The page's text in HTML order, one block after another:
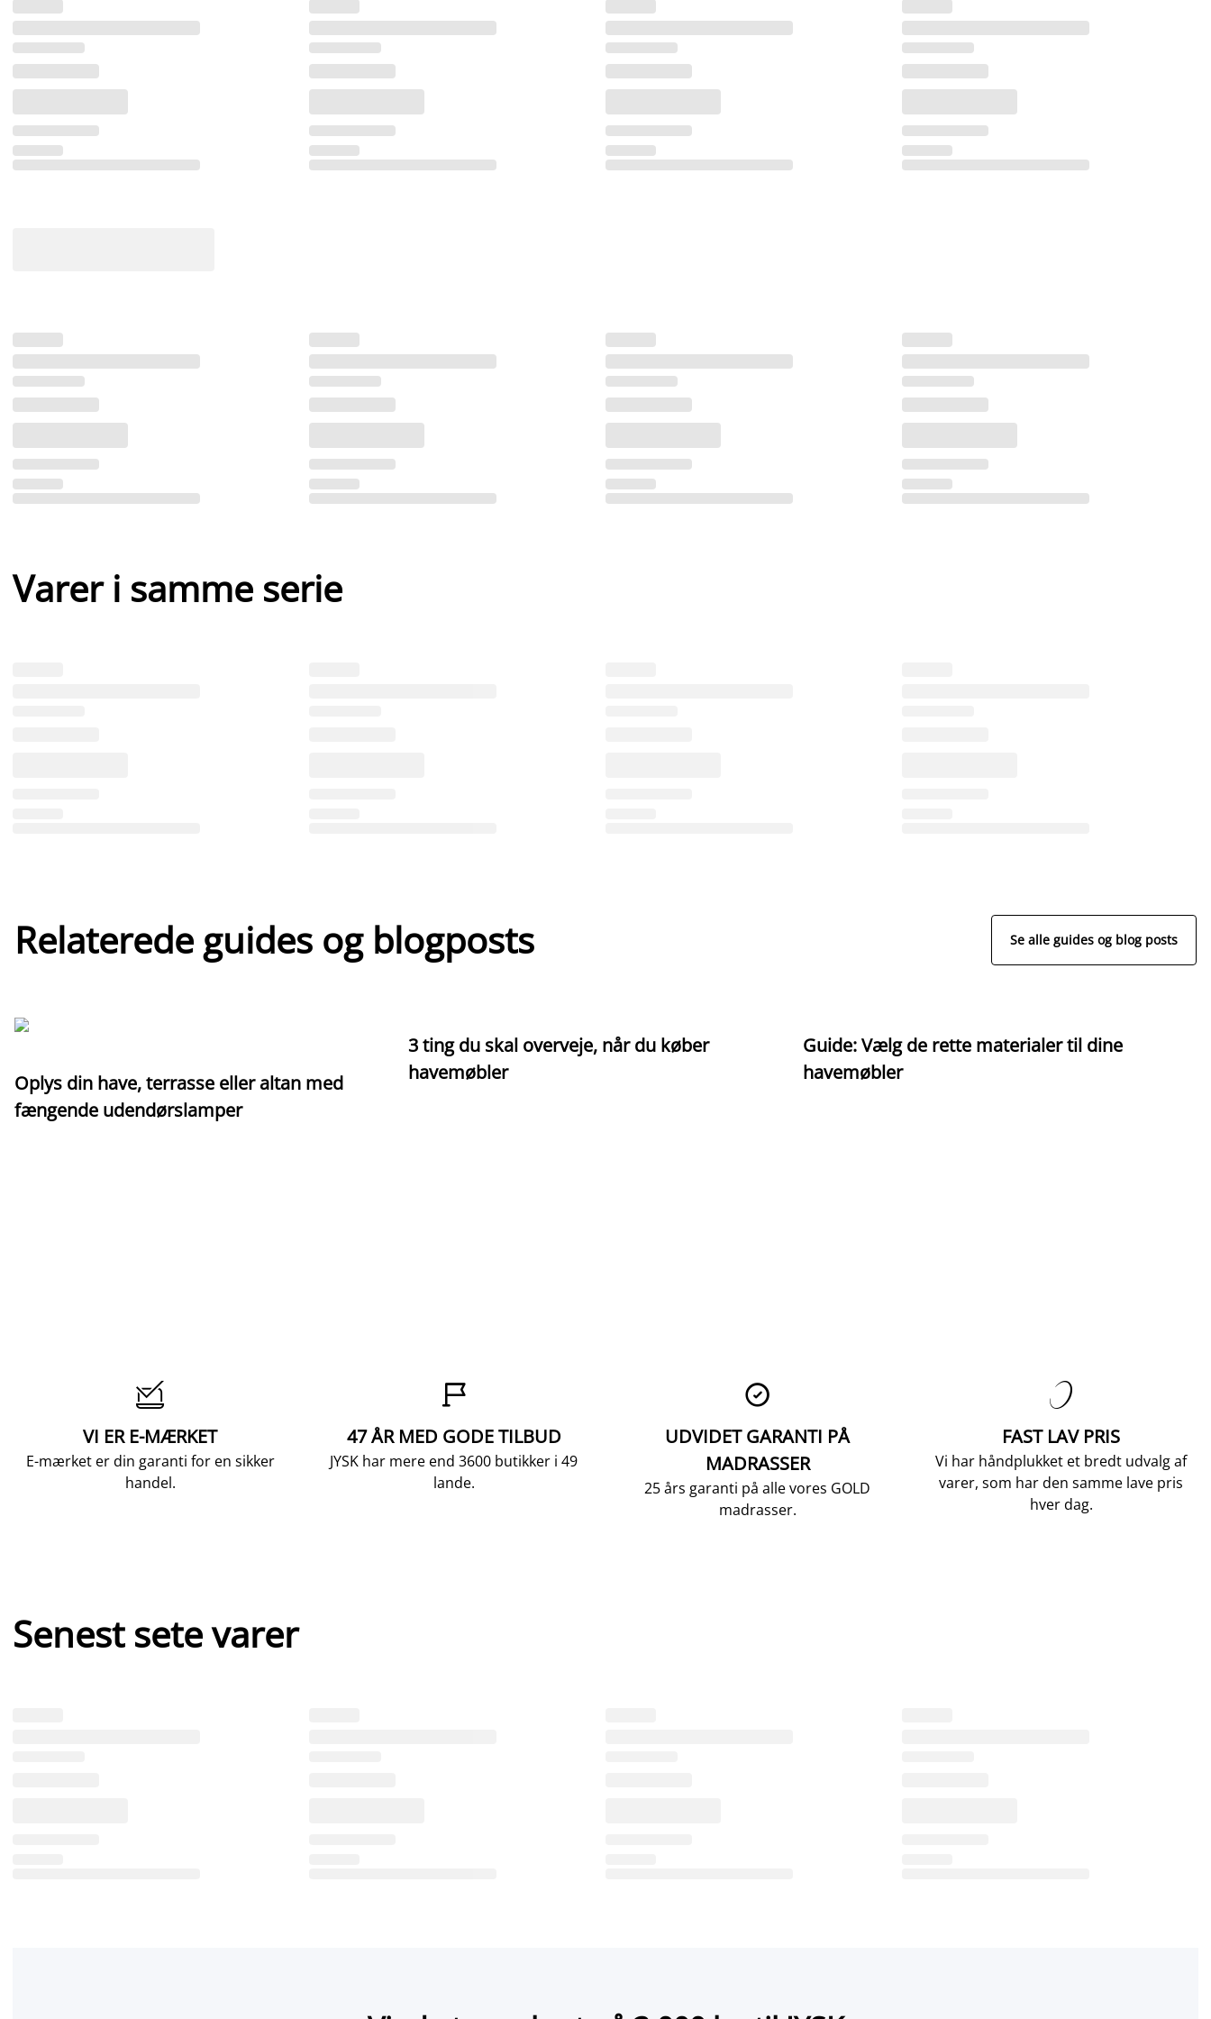
Varer i samme serie
Relaterede guides og blogposts Se alle guides og blog posts
Oplys din have, terrasse eller altan med
fængende udendørslamper
3 ting du skal overveje, når du køber
havemøbler
Guide: Vælg de rette materialer til dine
havemøbler

VI ER E-MÆRKET
E-mærket er din garanti for en sikker
handel.

47 ÅR MED GODE TILBUD
JYSK har mere end 3600 butikker i 49
lande.

UDVIDET GARANTI PÅ
MADRASSER
25 års garanti på alle vores GOLD
madrasser.

FAST LAV PRIS
Vi har håndplukket et bredt udvalg af
varer, som har den samme lave pris
hver dag.
Senest sete varer